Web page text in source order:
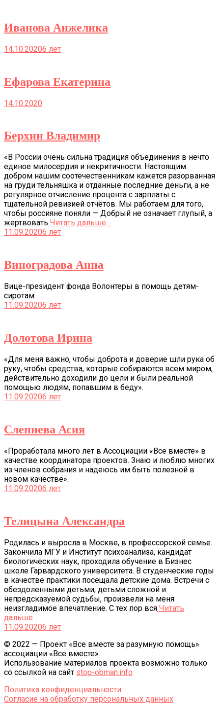
Иванова Анжелика
14.10.20206 лет
Ефарова Екатерина
14.10.2020
Берхин Владимир
«В России очень сильна традиция объединения в нечто
единое милосердия и некритичности. Настоящим
добром нашим соотечественникам кажется разорванная
на груди тельняшка и отданные последние деньги, а не
регулярное отчисление процента с зарплаты с
тщательной ревизией отчётов. Мы работаем для того,
чтобы россияне поняли — Добрый не означает глупый, а
жертвовать Читать дальше…
11.09.20206 лет
Виноградова Анна
Вице-президент фонда Волонтеры в помощь детям-
сиротам
11.09.20206 лет
Долотова Ирина
«Для меня важно, чтобы доброта и доверие шли рука об
руку, чтобы средства, которые собираются всем миром,
действительно доходили до цели и были реальной
помощью людям, попавшим в беду».
11.09.20206 лет
Слепнева Асия
«Проработала много лет в Ассоциации «Все вместе» в
качестве координатора проектов. Знаю и люблю многих
из членов собрания и надеюсь им быть полезной в
новом качестве».
11.09.20206 лет
Телицына Александра
Родилась и выросла в Москве, в профессорской семье.
Закончила МГУ и Институт психоанализа, кандидат
биологических наук, проходила обучение в Бизнес
школе Гарвардского университета. В студенческие годы
в качестве практики посещала детские дома. Встречи с
обездоленными детьми, детьми сложной и
непредсказуемой судьбы, произвели на меня
неизгладимое впечатление. С тех пор вся Читать
дальше…
11.09.20206 лет
© 2022 — Проект «Все вместе за разумную помощь»
ассоциации «Все вместе».
Использование материалов проекта возможно только
со ссылкой на сайт stop-obman.info
Политика конфиденциальности
Согласие на обработку персональных данных